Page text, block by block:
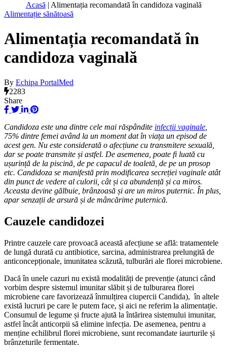
Acasă | Alimentația recomandată în candidoza vaginală
Alimentație sănătoasă
Alimentația recomandată în
candidoza vaginală
By Echipa PortalMed
2283
Share
Candidoza este una dintre cele mai răspândite infecții vaginale
75% dintre femei având la un moment datîn viața un episod de
acest gen. Nu este considerată o afecțiune cu transmitere sexuală
dar se poate transmite și astfel. De asemenea, poate fi luată cu
ușurință de la piscină , de pe capacul de toaletă , de pe un prosop
etc. Candidoza se manifestă prin modificarea secreției vaginale atât
din punct de vedere al culorii, câtși ca abundență și ca miros.
Aceasta devine gălbuie, brânzoasă și are un miros puternic. În plus,
apar senzații de arsură și de mâncărime puternică.
Cauzele candidozei
Printre cauzele care provoacă această afecțiune se află: tratamentele
de lungă durată cu antibiotice, sarcina, administrarea prelungită de
anticoncepționale, imunitatea scăzută, tulburări ale florei microbiene.
Dacă în unele cazuri nu există modalități de prevenție (atunci când
vorbim despre sistemul imunitar slăbit și de tulburarea florei
microbiene care favorizează înmulțirea ciupercii Candida), în altele
există lucruri pe care le putem face, și aici ne referim la alimentație.
Consumul de legume și fructe ajută la întărirea sistemului imunitar,
astfel încât anticorpii să elimine infecția. De asemenea, pentru a
menține echilibrul florei microbiene, sunt recomandate iaurturile și
brânzeturile fermentate.